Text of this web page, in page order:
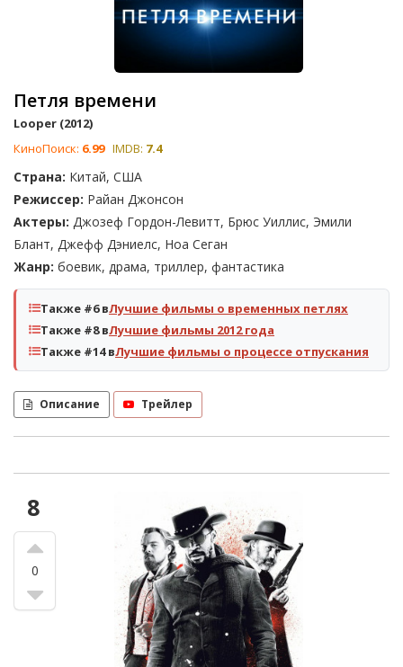
Петля времени
Looper (2012)
КиноПоиск: 6.99 IMDB: 7.4
Страна: Китай, США
Режиссер: Райан Джонсон
Актеры: Джозеф Гордон-Левитт, Брюс Уиллис, Эмили
Блант, Джефф Дэниелс, Ноа Сеган
Жанр: боевик, драма, триллер, фантастика
Также #6 вЛучшие фильмы о временных петлях
Также #8 вЛучшие фильмы 2012 года
Также #14 вЛучшие фильмы о процессе отпускания
Описание Трейлер
8
0